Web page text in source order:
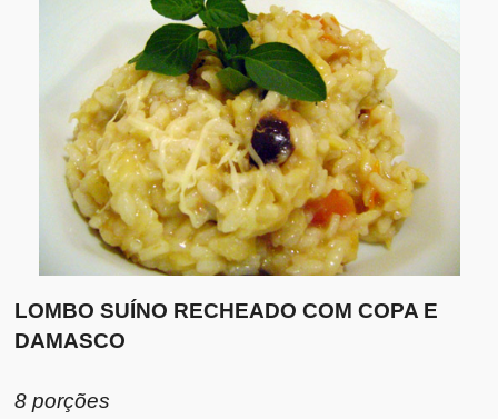
LOMBO SUÍNO RECHEADO COM COPA E
DAMASCO
8 porções